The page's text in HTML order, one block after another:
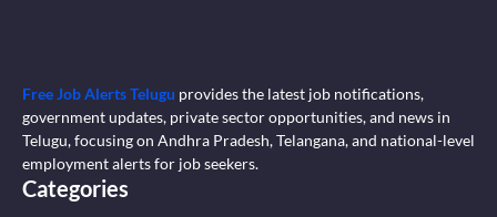
Free Job Alerts Telugu provides the latest job notifications,
government updates, private sector opportunities, and news in
Telugu, focusing on Andhra Pradesh, Telangana, and national-level
employment alerts for job seekers.
Categories